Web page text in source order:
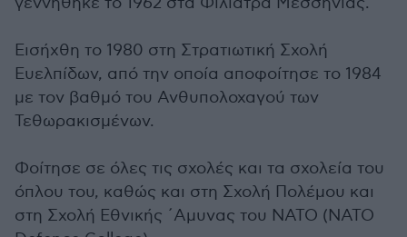
Εισήχθη το 1980 στη Στρατιωτική Σχολή
Ευελπίδων, από την οποία αποφοίτησε το 1984
με τον βαθμό του Ανθυπολοχαγού των
Τεθωρακισμένων.
Φοίτησε σε όλες τις σχολές και τα σχολεία του
όπλου του, καθώς και στη Σχολή Πολέμου και
στη Σχολή Εθνικής ΄Αμυνας του ΝΑΤΟ (ΝΑΤΟ